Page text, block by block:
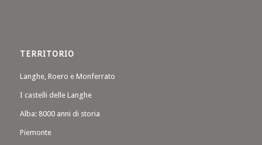
TERRITORIO
Langhe, Roero e Monferrato
I castelli delle Langhe
Alba: 8000 anni di storia
Piemonte